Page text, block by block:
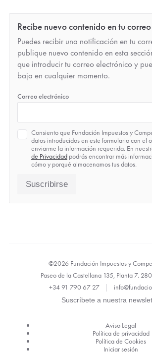
Recibe nuevo contenido en tu
Puedes recibir una notificación en tu
publique nuevo contenido en esta
que introducir tu correo electrónico y
baja en cualquier momento.
Correo electrónico
Política
de
Privacidad
Consiento que Fundación Impuestos y
datos introducidos en este formulario con el
enviarme la información requerida. En
de Privacidadpodrás encontrar más
cómo y porqué almacenamos tus datos.
Suscribirse
©2026 Fundación Impuestos y
Paseo de la Castellana 135, Planta 7.
+34 91 790 67 27
|
Suscríbete a nuestra
Legal
Aviso Legal
Política de privacidad
Política de Cookies
Iniciar sesión